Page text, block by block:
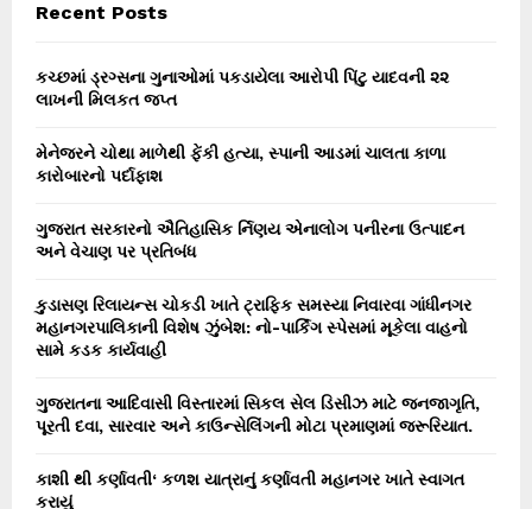
h
o
r
Recent Posts
કચ્છમાં ડ્રગ્સના ગુનાઓમાં પકડાયેલા આરોપી પિંટુ યાદવની ૨૨
લાખની મિલકત જપ્ત
મેનેજરને ચોથા માળેથી ફેંકી હત્યા, સ્પાની આડમાં ચાલતા કાળા
કારોબારનો પર્દાફાશ
ગુજરાત સરકારનો ઐતિહાસિક ર્નિણય એનાલોગ પનીરના ઉત્પાદન
અને વેચાણ પર પ્રતિબંધ
કુડાસણ રિલાયન્સ ચોકડી ખાતે ટ્રાફિક સમસ્યા નિવારવા ગાંધીનગર
મહાનગરપાલિકાની વિશેષ ઝુંબેશ: નો-પાર્કિંગ સ્પેસમાં મૂકેલા વાહનો
સામે કડક કાર્યવાહી
ગુજરાતના આદિવાસી વિસ્તારમાં સિકલ સેલ ડિસીઝ માટે જનજાગૃતિ,
પૂરતી દવા, સારવાર અને કાઉન્સેલિંગની મોટા પ્રમાણમાં જરૂરિયાત.
કાશી થી કર્ણાવતી‘ કળશ યાત્રાનું કર્ણાવતી મહાનગર ખાતે સ્વાગત
કરાયું